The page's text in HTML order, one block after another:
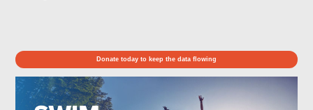
Donate today to keep the data flowing